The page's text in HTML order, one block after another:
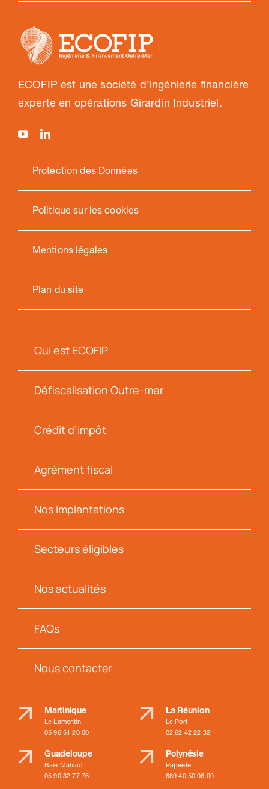
ECOFIP est une société d’ingénierie financière
experte en opérations Girardin Industriel.
Protection des Données
Politique sur les cookies
Mentions légales
Plan du site
Qui est ECOFIP
Défiscalisation Outre-mer
Crédit d’impôt
Agrément fiscal
Nos Implantations
Secteurs éligibles
Nos actualités
FAQs
Nous contacter
Martinique
Le Lamentin
05 96 51 20 00
Guadeloupe
Baie Mahault
05 90 32 77 76
La Réunion
Le Port
02 62 42 22 32
Polynésie
Papeete
689 40 50 06 00